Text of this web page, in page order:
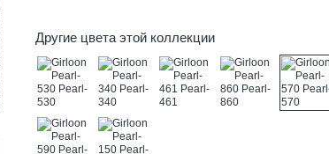
Другие цвета этой коллекции